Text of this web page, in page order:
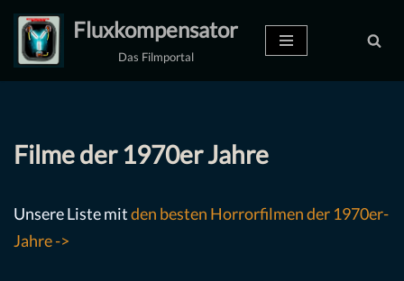
Zum
Inhalt
Fluxkompensator
Das Filmportal
Filme der 1970er Jahre
Unsere Liste mitden besten Horrorfilmen der 1970er-
Jahre ->